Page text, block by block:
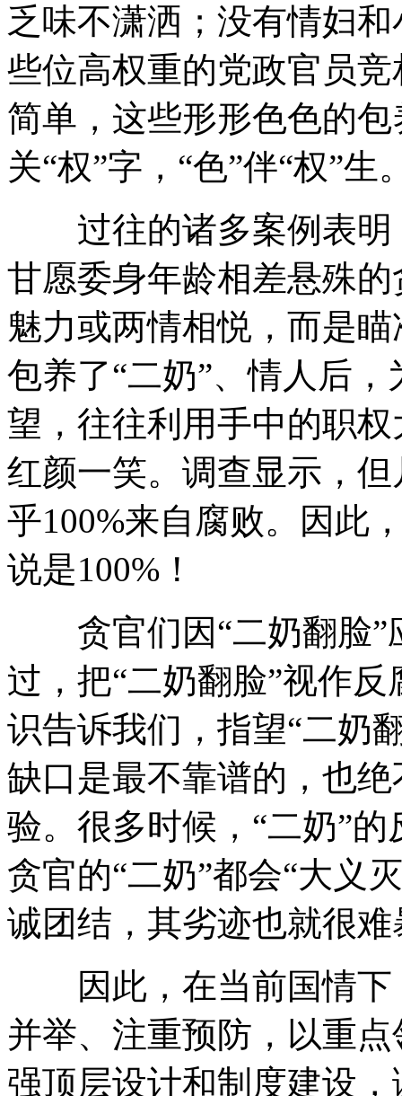
乏味不潇洒；没有情妇
些位高权重的党政官员
简单，这些形形色色的
关“权”字，“色”伴“权”生
过往的诸多案例表明
甘愿委身年龄相差悬殊
魅力或两情相悦，而是
包养了“二奶”、情人后
望，往往利用手中的职
红颜一笑。调查显示，
乎100%来自腐败。因此
说是100%！
贪官们因“二奶翻脸”
过，把“二奶翻脸”视作
识告诉我们，指望“二奶
缺口是最不靠谱的，也
验。很多时候，“二奶”
贪官的“二奶”都会“大义
诚团结，其劣迹也就很
因此，在当前国情下
并举、注重预防，以重
强顶层设计和制度建设